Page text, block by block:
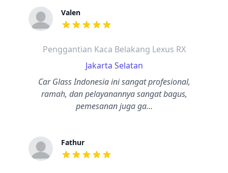
Valen
dari ulasan adalah bintang lima
Penggantian Kaca Belakang Lexus RX
Jakarta Selatan
Car Glass Indonesia ini sangat profesional,
ramah, dan pelayanannya sangat bagus,
pemesanan juga ga…
Fathur
dari ulasan adalah bintang lima